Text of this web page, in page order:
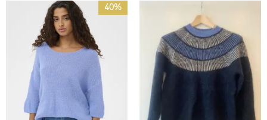
40%
Oorspronkelijke
prijs
was:
€69,95.
Huidige
prijs
is:
€42,00.